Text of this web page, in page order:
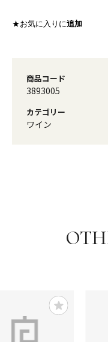
★お気に入りに追加
商品コード
3893005
カテゴリー
ワイン